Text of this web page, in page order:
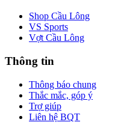
Shop Cầu Lông
VS Sports
Vợt Cầu Lông
Thông tin
Thông báo chung
Thắc mắc, góp ý
Trợ giúp
Liên hệ BQT